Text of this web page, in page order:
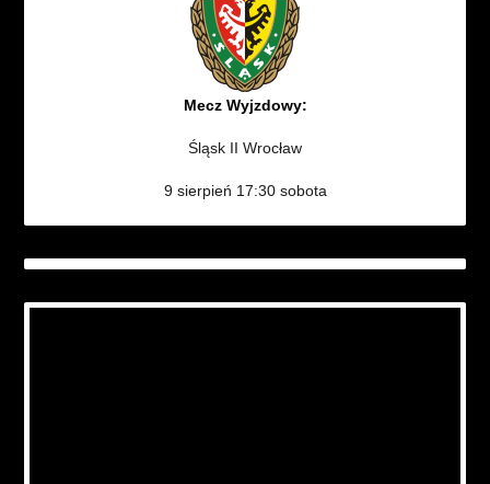
Mecz Wyjzdowy:
Śląsk II Wrocław
9 sierpień 17:30 sobota